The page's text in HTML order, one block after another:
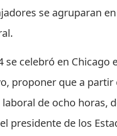
se agruparan
se celebró en Chicago
proponer que a partir
de ocho
el presidente de los